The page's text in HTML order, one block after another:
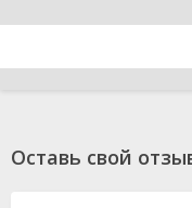
Оставь свой